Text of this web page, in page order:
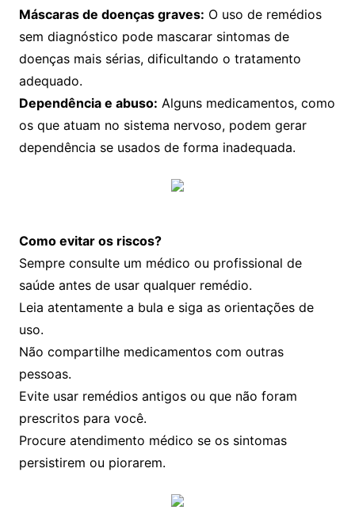
Máscaras de doenças graves: O uso de remédios
sem diagnóstico pode mascarar sintomas de
doenças mais sérias, dificultando o tratamento
adequado.
Dependência e abuso: Alguns medicamentos, como
os que atuam no sistema nervoso, podem gerar
dependência se usados de forma inadequada.
Como evitar os riscos?
Sempre consulte um médico ou profissional de
saúde antes de usar qualquer remédio.
Leia atentamente a bula e siga as orientações de
uso.
Não compartilhe medicamentos com outras
pessoas.
Evite usar remédios antigos ou que não foram
prescritos para você.
Procure atendimento médico se os sintomas
persistirem ou piorarem.